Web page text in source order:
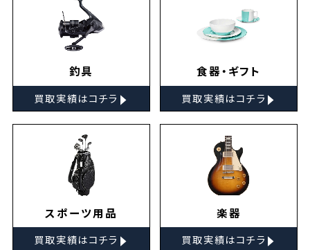
釣具
買取実績はコチラ ▸
食器・ギフト
買取実績はコチラ ▸
スポーツ用品
買取実績はコチラ ▸
楽器
買取実績はコチラ ▸